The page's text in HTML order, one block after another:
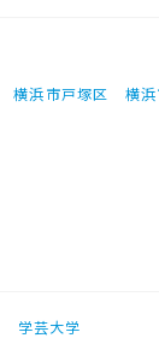
横浜市戸塚区
横
学芸大学